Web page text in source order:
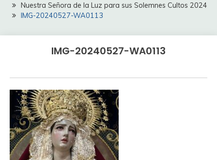
Nuestra Señora de la Luz para sus Solemnes Cultos 2024
IMG-20240527-WA0113
IMG-20240527-WA0113